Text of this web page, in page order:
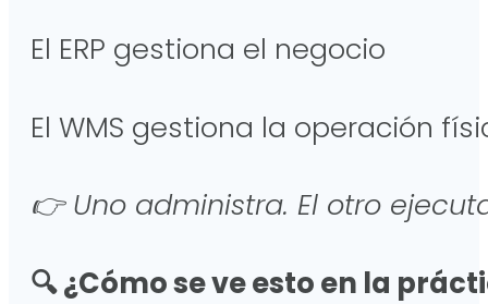
El ERP gestiona el negocio
El WMS gestiona la operación
👉 Uno administra. El otro
🔍 ¿Cómo se ve esto en la